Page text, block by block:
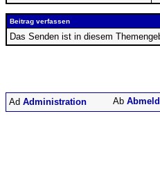
Beitrag verfassen
Das Senden ist in diesem
Administration